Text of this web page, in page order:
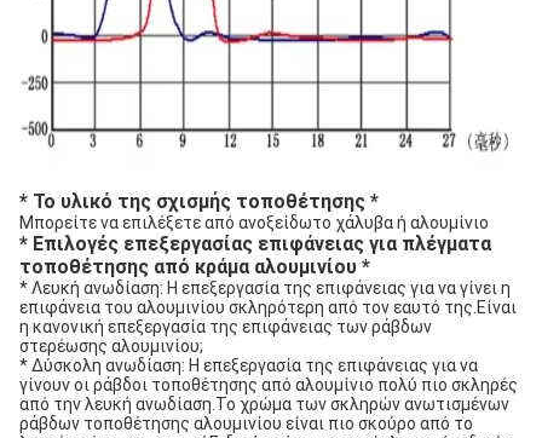
* Το υλικό της σχισμής τοποθέτησης *
Μπορείτε να επιλέξετε από ανοξείδωτο χάλυβα ή αλουμίνιο
* Επιλογές επεξεργασίας επιφάνειας για πλέγματα
τοποθέτησης από κράμα αλουμινίου *
* Λευκή ανωδίαση: Η επεξεργασία της επιφάνειας για να γίνει η
επιφάνεια του αλουμινίου σκληρότερη από τον εαυτό της.Είναι
η κανονική επεξεργασία της επιφάνειας των ράβδων
στερέωσης αλουμινίου;
* Δύσκολη ανωδίαση: Η επεξεργασία της επιφάνειας για να
γίνουν οι ράβδοι τοποθέτησης από αλουμίνιο πολύ πιο σκληρές
από την λευκή ανωδίαση.Το χρώμα των σκληρών ανωτισμένων
ράβδων τοποθέτησης αλουμινίου είναι πιο σκούρο από το